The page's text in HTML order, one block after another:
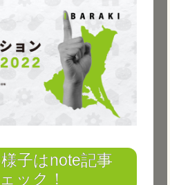
子はnote記事
ック！